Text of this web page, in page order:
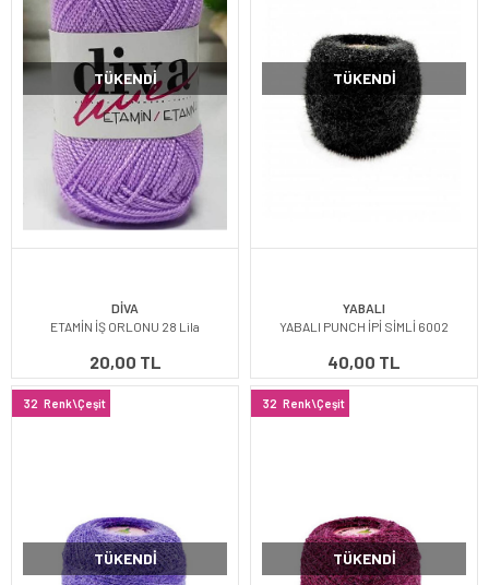
TÜKENDI
DİVA
ETAMİN İŞ ORLONU 28 Lila
20,00 TL
TÜKENDI
YABALI
YABALI PUNCH İPİ SİMLİ 6002
40,00 TL
32 Renk\Çeşit
TÜKENDI
32 Renk\Çeşit
TÜKENDI